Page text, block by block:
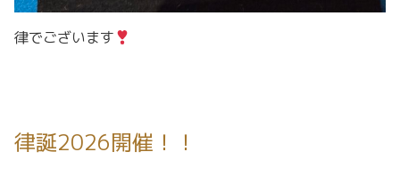
律でございます
律誕2026開催！！